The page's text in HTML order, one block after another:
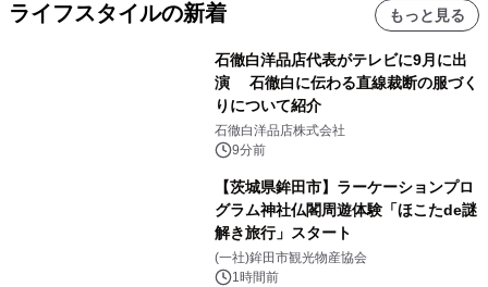
ライフスタイルの新着 もっと見る
石徹白洋品店代表がテレビに9月に出
演 石徹白に伝わる直線裁断の服づく
りについて紹介
石徹白洋品店株式会社
9分前
【茨城県鉾田市】ラーケーションプロ
グラム神社仏閣周遊体験「ほこたde謎
解き旅行」スタート
(一社)鉾田市観光物産協会
1時間前